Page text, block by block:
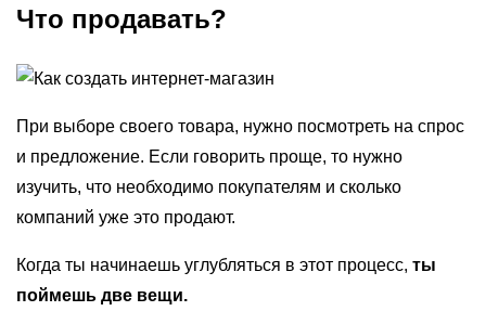
Что продавать?
При выборе своего товара, нужно посмотреть на спрос
и предложение. Если говорить проще, то нужно
изучить, что необходимо покупателям и сколько
компаний уже это продают.
Когда ты начинаешь углубляться в этот процесс, ты
поймешь две вещи.